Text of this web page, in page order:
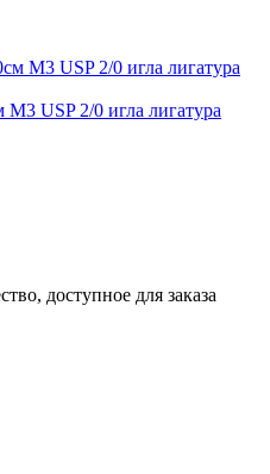
USP 2/0 игла лигатура
доступное для заказа